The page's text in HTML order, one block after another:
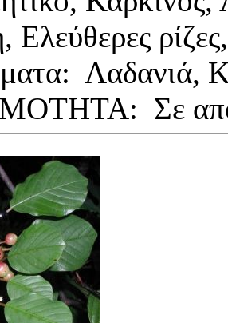
Ελεύθερες
Λαδανιά,
Σε